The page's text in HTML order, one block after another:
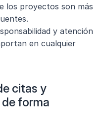
los proyectos son más
y atención
en cualquier
citas y
forma